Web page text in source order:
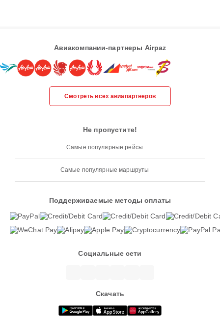
Авиакомпании-партнеры Airpaz
Смотреть всех авиапартнеров
Не пропустите!
Самые популярные рейсы
Самые популярные маршруты
Поддерживаемые методы оплаты
Социальные сети
Скачать